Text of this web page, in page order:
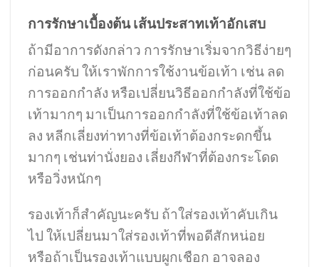
การรักษาเบื้องต้น เส้นประสาทเท้าอักเสบ
ถ้ามีอาการดังกล่าว การรักษาเริ่มจากวิธีง่ายๆ
ก่อนครับ ให้เราพักการใช้งานข้อเท้า เช่น ลด
การออกกำลัง หรือเปลี่ยนวิธีออกกำลังที่ใช้ข้อ
เท้ามากๆ มาเป็นการออกกำลังที่ใช้ข้อเท้าลด
ลง หลีกเลี่ยงท่าทางที่ข้อเท้าต้องกระดกขึ้น
มากๆ เช่นท่านั่งยอง เลี่ยงกีฬาที่ต้องกระโดด
หรือวิ่งหนักๆ
รองเท้าก็สำคัญนะครับ ถ้าใส่รองเท้าคับเกิน
ไป ให้เปลี่ยนมาใส่รองเท้าที่พอดีสักหน่อย
หรือถ้าเป็นรองเท้าแบบผูกเชือก อาจลอง